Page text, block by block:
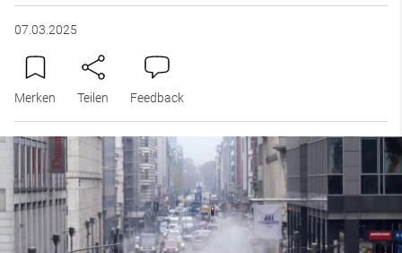
07.03.2025
Merken Teilen Feedback